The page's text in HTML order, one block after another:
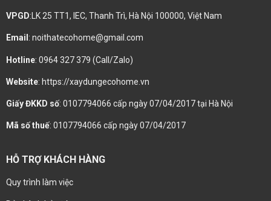
VPGD:LK 25 TT1, IEC, Thanh Trì, Hà Nội 100000, Việt Nam
Email : noithatecohome@gmail.com
Hotline: 0964 327 379 (Call/Zalo)
Website: https://xaydungecohome.vn
Giấy ĐKKD số: 0107794066 cấp ngày 07/04/2017 tại Hà Nội
Mã số thuế: 0107794066 cấp ngày 07/04/2017
HỖ TRỢ KHÁCH HÀNG
Quy trình làm việc